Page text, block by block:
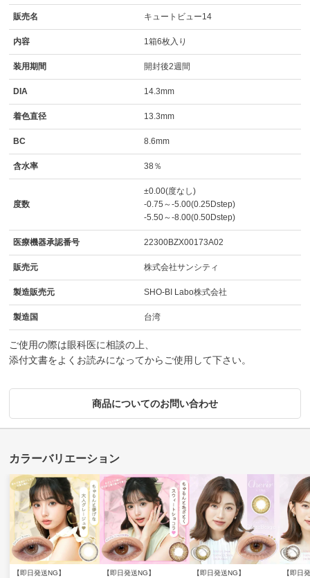
販売名 キュートビュー14
内容 1箱6枚入り
装用期間 開封後2週間
DIA 14.3mm
着色直径 13.3mm
BC 8.6mm
含水率 38％
度数
±0.00(度なし)
-0.75～-5.00(0.25Dstep)
-5.50～-8.00(0.50Dstep)
医療機器承認番号 22300BZX00173A02
販売元 株式会社サンシティ
製造販売元 SHO-BI Labo株式会社
製造国 台湾
ご使用の際は眼科医に相談の上、
添付文書をよくお読みになってからご使用して下さい。
商品についてのお問い合わせ
【即日発送NG】
【即日発送NG】
【即日発送NG】
【即日